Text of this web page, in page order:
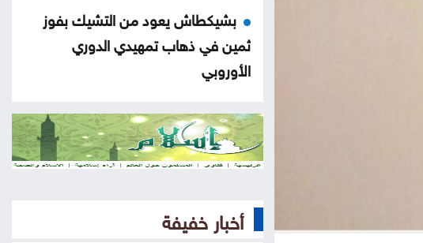
بشيكطاش يعود من التشيك بفوز
ثمين في ذهاب تمهيدي الدوري
الأوروبي
أوغندا توافق على نشر وحدة من
جيشها في غزة
بالعالم تمر عبر مضيق البوسفور
أخبار خفيفة